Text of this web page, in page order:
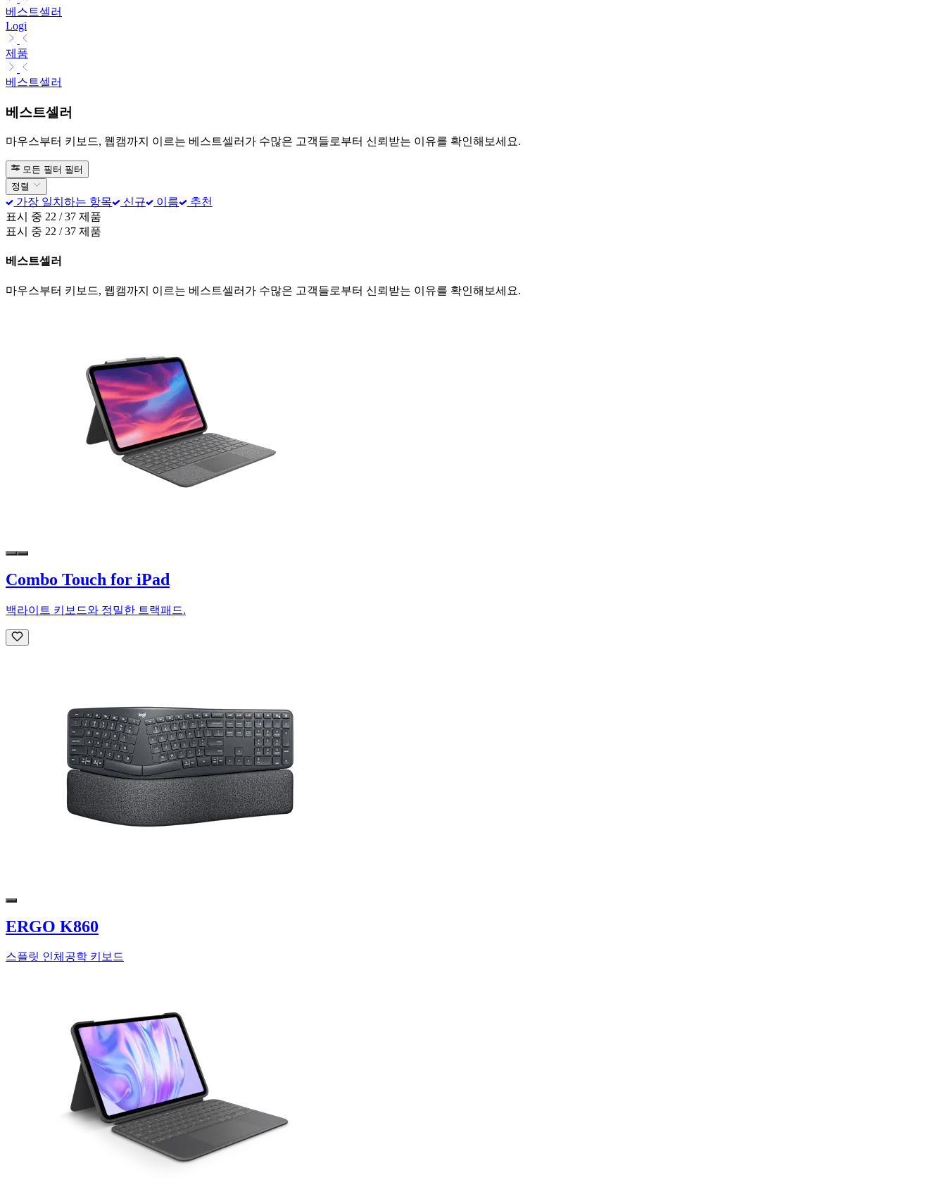
베스트셀러
Logi
제품
베스트셀러
베스트셀러
마우스부터 키보드, 웹캠까지 이르는 베스트셀러가 수많은 고객들로부터 신뢰받는 이유를 확인해보세요.
모든 필터 필터
정렬
가장 일치하는 항목 신규 이름
추천
표시 중 22 / 37 제품
표시 중 22 / 37 제품
베스트셀러
마우스부터 키보드, 웹캠까지 이르는 베스트셀러가 수많은 고객들로부터 신뢰받는 이유를 확인해보세요.
Combo Touch for iPad
백라이트 키보드와 정밀한 트랙패드.
ERGO K860
스플릿 인체공학 키보드